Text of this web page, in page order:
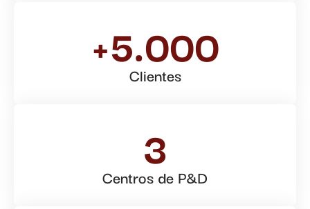
+5.000
Clientes
3
Centros de P&D